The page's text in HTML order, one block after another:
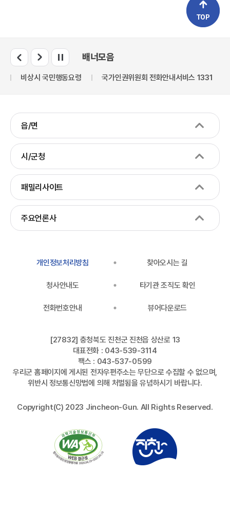
배너모음
비상시 국민행동요령 국가인권위원회 전화안내서비스 1331
읍/면
시/군청
패밀리사이트
주요언론사
개인정보처리방침 찾아오시는 길
청사안내도 타기관 조직도 확인
전화번호안내 뷰어다운로드
[27832] 충청북도 진천군 진천읍 상산로 13
대표전화 : 043-539-3114
팩스 : 043-537-0599
우리군 홈페이지에 게시된 전자우편주소는 무단으로 수집할 수 없으며,
위반시 정보통신망법에 의해 처벌됨을 유념하시기 바랍니다.
Copyright(C) 2023 Jincheon-Gun. All Rights Reserved.